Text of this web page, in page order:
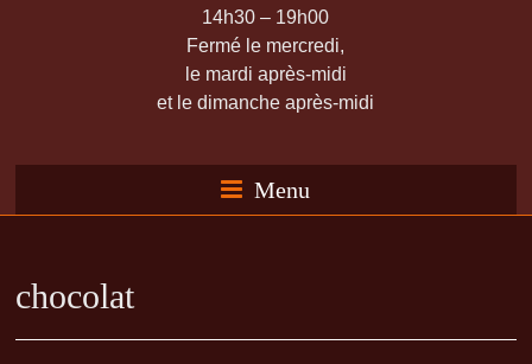
14h30 – 19h00
Fermé le mercredi,
le mardi après-midi
et le dimanche après-midi
Menu
chocolat